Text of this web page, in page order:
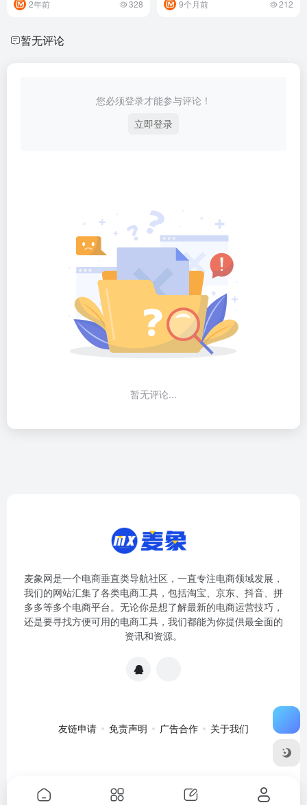
2年前 328 9个月前 212
暂无评论
您必须登录才能参与评论！
立即登录
暂无评论...
麦象网是一个电商垂直类导航社区，一直专注电商领域发展，
我们的网站汇集了各类电商工具，包括淘宝、京东、抖音、拼
多多等多个电商平台。无论你是想了解最新的电商运营技巧，
还是要寻找方便可用的电商工具，我们都能为你提供最全面的
资讯和资源。
友链申请 免责声明 广告合作 关于我们
2020057301号-1